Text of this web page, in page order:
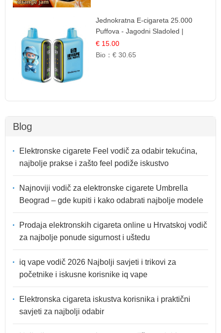
Jednokratna E-cigareta 25.000
Puffova - Jagodni Sladoled |
Kremasta Slatka Okus
€ 15.00
Bio：€ 30.65
Blog
Elektronske cigarete Feel vodič za odabir tekućina,
najbolje prakse i zašto feel podiže iskustvo
Najnoviji vodič za elektronske cigarete Umbrella
Beograd – gde kupiti i kako odabrati najbolje modele
Prodaja elektronskih cigareta online u Hrvatskoj vodič
za najbolje ponude sigurnost i uštedu
iq vape vodič 2026 Najbolji savjeti i trikovi za
početnike i iskusne korisnike iq vape
Elektronska cigareta iskustva korisnika i praktični
savjeti za najbolji odabir